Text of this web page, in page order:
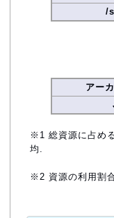
/
アー
※1 総資源に占め
均.
※2 資源の利用割